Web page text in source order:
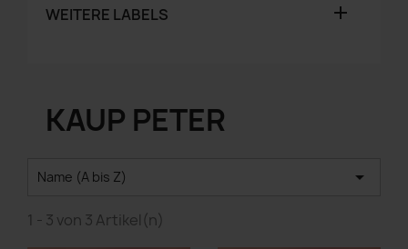
WEITERE LABELS

KAUP PETER
Name (A bis Z) 
1 - 3 von 3 Artikel(n)